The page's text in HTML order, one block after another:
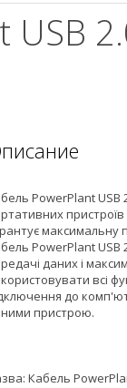
USB
PowerPlant USB
максимальну
PowerPlant USB
даних і
всі
до
пристрою.
Кабель